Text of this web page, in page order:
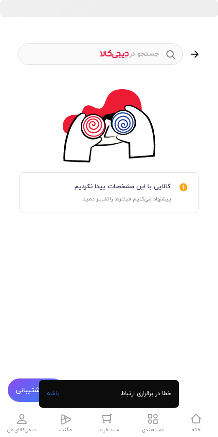
پشتیبانی
جستجو در
کالایی با این مشخصات پیدا نکردیم
پیشنهاد می‌کنیم فیلترها را تغییر دهید
خانه دسته‌بندی سبد خرید مگنت دیجی‌کالای من
خطا در برقراری ارتباط باشه